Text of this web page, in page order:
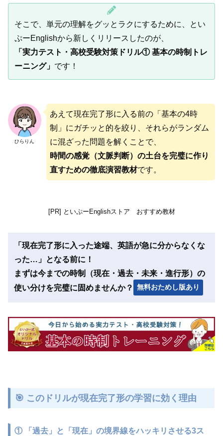
そこで、単元の理解をグッとラクにするために、とい
ぷーEnglishから新しくリリースしたのが、
「実力テスト・高校受験対策ドリル① 基本の時制トレ
ーニング」 です！
ひらりん
あえて現在完了形に入る前の「基本の4時
制」にガチッと的を絞り、それらがランダム
に混ざった問題を解くことで、
時間の感覚（文脈判断）の土台を完璧に作り
直すための徹底演習教材です。
[PR] といぷーEnglishストア おすすめ教材
「現在完了形に入った途端、英語が急に分からなくな
った…」となる前に！
まずは今までの時制（現在・過去・未来・進行形）の
使い分けを完璧に固めませんか？
無料おためし版あり
🎯 このドリルが現在完了形の学習に効く理由
①
「過去」と「現在」の境界線をハッキリさせる3ス